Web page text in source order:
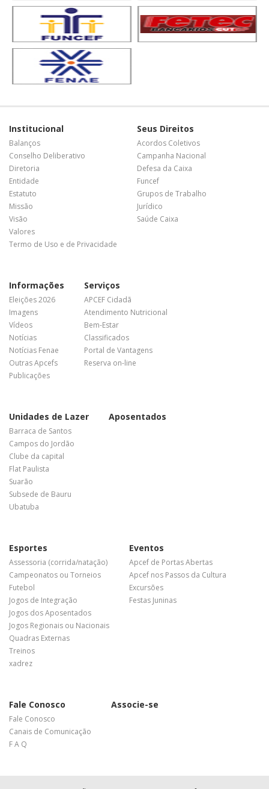
Institucional
Balanços
Conselho Deliberativo
Diretoria
Entidade
Estatuto
Missão
Visão
Valores
Termo de Uso e de Privacidade
Seus Direitos
Acordos Coletivos
Campanha Nacional
Defesa da Caixa
Funcef
Grupos de Trabalho
Jurídico
Saúde Caixa
Informações
Eleições 2026
Imagens
Vídeos
Notícias
Notícias Fenae
Outras Apcefs
Publicações
Serviços
APCEF Cidadã
Atendimento Nutricional
Bem-Estar
Classificados
Portal de Vantagens
Reserva on-line
Unidades de Lazer
Barraca de Santos
Campos do Jordão
Clube da capital
Flat Paulista
Suarão
Subsede de Bauru
Ubatuba
Aposentados
Esportes
Assessoria (corrida/natação)
Campeonatos ou Torneios
Futebol
Jogos de Integração
Jogos dos Aposentados
Jogos Regionais ou Nacionais
Quadras Externas
Treinos
xadrez
Eventos
Apcef de Portas Abertas
Apcef nos Passos da Cultura
Excursões
Festas Juninas
Fale Conosco
Fale Conosco
Canais de Comunicação
F A Q
Associe-se